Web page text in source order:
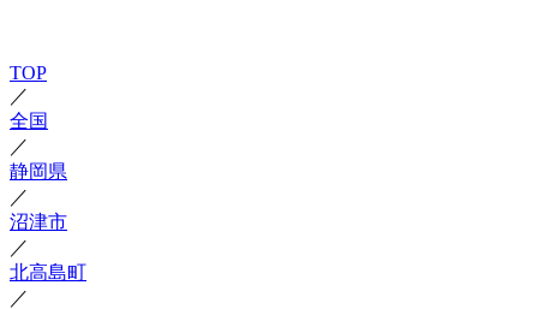
TOP
／
全国
／
静岡県
／
沼津市
／
北高島町
／